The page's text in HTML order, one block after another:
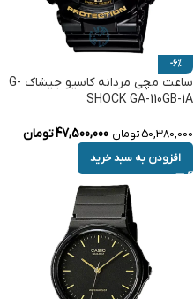
-6%
ساعت مچی مردانه کاسیو جیشاک G-
SHOCK GA-110GB-1A
50,380,000تومان 47,500,000تومان
افزودن به سبد خرید